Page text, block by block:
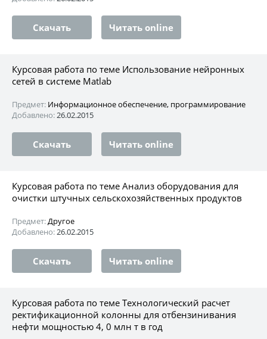
Скачать Читать online
Курсовая работа по теме Использование нейронных
сетей в системе Matlab
Предмет: Информационное обеспечение, программирование
Добавлено:26.02.2015
Скачать Читать online
Курсовая работа по теме Анализ оборудования для
очистки штучных сельскохозяйственных продуктов
Предмет:Другое
Добавлено:26.02.2015
Скачать Читать online
Курсовая работа по теме Технологический расчет
ректификационной колонны для отбензинивания
нефти мощностью 4, 0 млн т в год